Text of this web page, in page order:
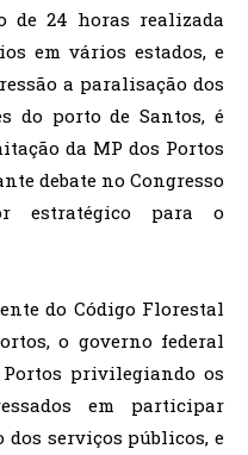
de 24 horas realizada
em vários estados, e
a paralisação dos
do porto de Santos, é
da MP dos Portos
debate no Congresso
estratégico para o
do Código Florestal
o governo federal
privilegiando os
em participar
dos serviços públicos, e